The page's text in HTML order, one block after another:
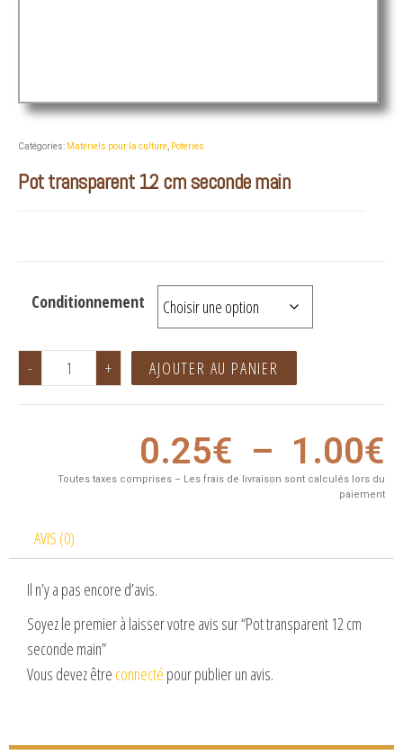
Catégories: Matériels pour la culture, Poteries
Pot transparent 12 cm seconde main
Conditionnement
- + AJOUTER AU PANIER
0.25€ – 1.00€
Toutes taxes comprises – Les frais de livraison sont calculés lors du
paiement
AVIS (0)
Il n’y a pas encore d’avis.
Soyez le premier à laisser votre avis sur “Pot transparent 12 cm
seconde main”
Vous devez être connecté pour publier un avis.